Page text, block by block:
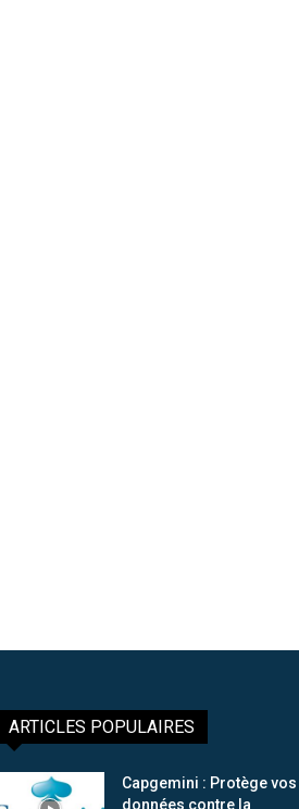
ARTICLES POPULAIRES
Capgemini : Protège vos
données contre la